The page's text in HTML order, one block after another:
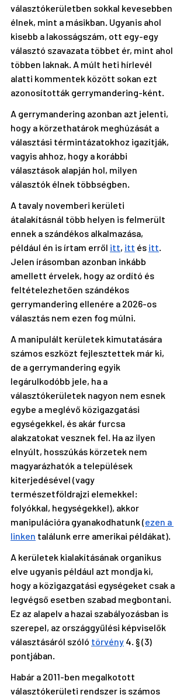
választókerületben sokkal kevesebben
élnek, mint a másikban. Ugyanis ahol
kisebb a lakosságszám, ott egy-egy
választó szavazata többet ér, mint ahol
többen laknak. A múlt heti hírlevél
alatti kommentek között sokan ezt
azonosították gerrymandering-ként.
A gerrymandering azonban azt jelenti,
hogy a körzethatárok meghúzását a
választási términtázatokhoz igazítják,
vagyis ahhoz, hogy a korábbi
választások alapján hol, milyen
választók élnek többségben.
A tavaly novemberi kerületi
átalakításnál több helyen is felmerült
ennek a szándékos alkalmazása,
például én is írtam erről itt, itt és itt
Jelen írásomban azonban inkább
amellett érvelek, hogy az ordító és
feltételezhetően szándékos
gerrymandering ellenére a 2026-os
választás nem ezen fog múlni.
A manipulált kerületek kimutatására
számos eszközt fejlesztettek már ki,
de a gerrymandering egyik
legárulkodóbb jele, ha a
választókerületek nagyon nem esnek
egybe a meglévő közigazgatási
egységekkel, és akár furcsa
alakzatokat vesznek fel. Ha az ilyen
elnyúlt, hosszúkás körzetek nem
magyarázhatók a települések
kiterjedésével (vagy
természetföldrajzi elemekkel:
folyókkal, hegységekkel), akkor
manipulációra gyanakodhatunk (ezen a
linken találunk erre amerikai példákat).
A kerületek kialakításának organikus
elve ugyanis például azt mondja ki,
hogy a közigazgatási egységeket csak a
legvégső esetben szabad megbontani.
Ez az alapelv a hazai szabályozásban is
szerepel, az országgyűlési képviselők
választásáról szóló törvény 4. § (3)
pontjában.
Habár a 2011-ben megalkotott
választókerületi rendszer is számos